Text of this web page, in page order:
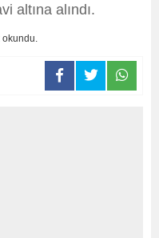
altına alındı.
okundu.